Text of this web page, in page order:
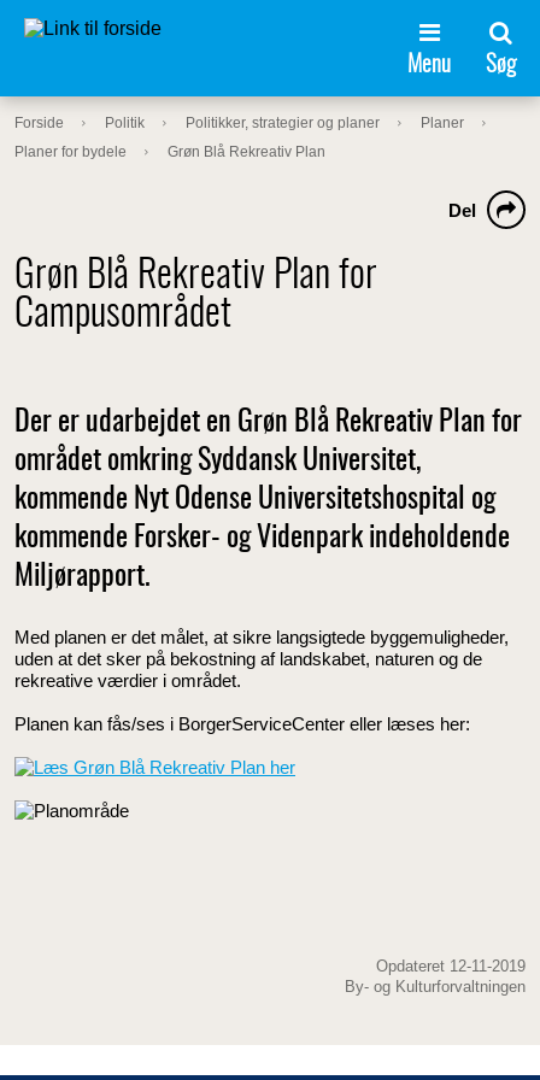
Menu Søg
Forside Politik Politikker, strategier og planer
Planer
Planer for bydele
Grøn Blå Rekreativ Plan
Grøn Blå Rekreativ Plan for
Campusområdet
Del
Der er udarbejdet en Grøn Blå Rekreativ Plan for
området omkring Syddansk Universitet,
kommende Nyt Odense Universitetshospital og
kommende Forsker- og Videnpark indeholdende
Miljørapport.
Med planen er det målet, at sikre langsigtede byggemuligheder,
uden at det sker på bekostning af landskabet, naturen og de
rekreative værdier i området.
Planen kan fås/ses i BorgerServiceCenter eller læses her:
Opdateret 12-11-2019
By- og Kulturforvaltningen